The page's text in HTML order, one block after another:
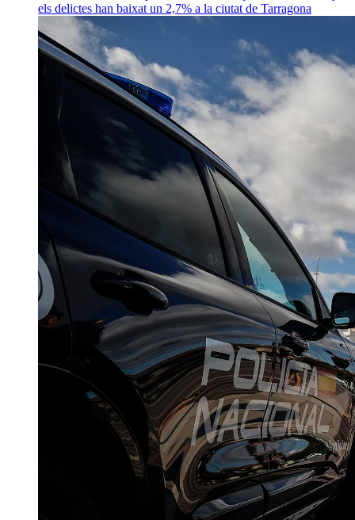
els delictes han baixat un 2,7% a la ciutat de Tarragona